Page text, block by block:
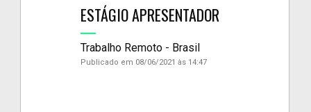
ESTÁGIO APRESENTADOR
Trabalho Remoto - Brasil
Publicado em 08/06/2021 às 14:47